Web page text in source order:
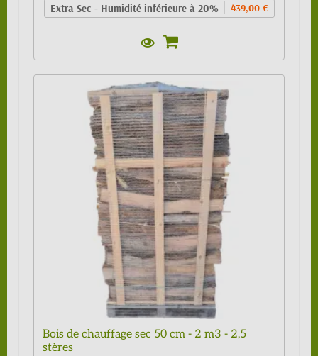
Extra Sec - Humidité inférieure à 20% 439,00 €
Bois de chauffage sec 50 cm - 2 m3 - 2,5
stères